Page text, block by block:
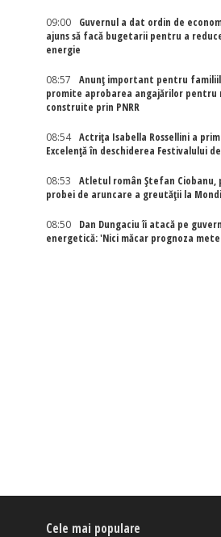
09:00
Guvernul a dat ordin de
ajuns să facă bugetarii pentru a
energie
08:57
Anunț important pentru
promite aprobarea angajărilor pentru
construite prin PNRR
08:54
Actriţa Isabella Rossellini a
Excelenţă în deschiderea Festivalului
08:53
Atletul român Ștefan Ciobanu,
probei de aruncare a greutății la
08:50
Dan Dungaciu îi atacă pe
energetică: 'Nici măcar prognoza
Cele mai populare